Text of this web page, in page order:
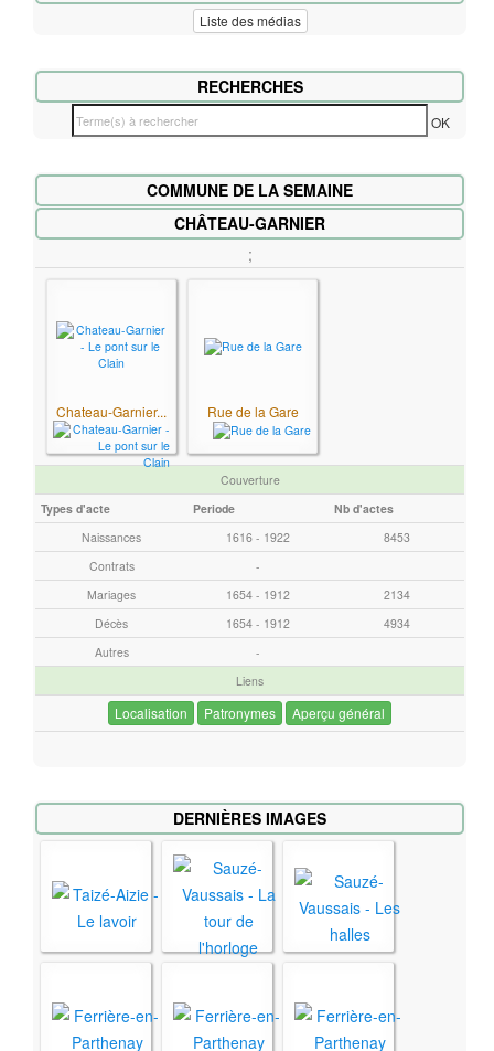
Liste des médias
RECHERCHES
T
e
s
à
c
h
e
c
OK
COMMUNE DE LA SEMAINE
CHÂTEAU-GARNIER
;
Chateau-Garnier... Rue de la Gare
Couverture
Types d'acte
Periode
Nb d'actes
Naissances
1616 - 1922
8453
Contrats
-
Mariages
1654 - 1912
2134
Décès
1654 - 1912
4934
Autres
-
Liens
Localisation Patronymes Aperçu général
DERNIÈRES IMAGES